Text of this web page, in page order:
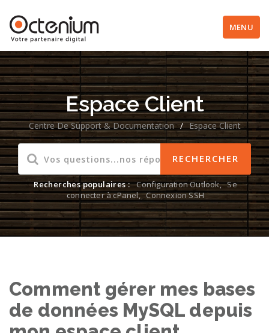
MENU
Espace Client
Centre De Support & Documentation / Espace Client
Recherches populaires : Configuration Outlook, Se
connecter à cPanel, Connexion SSH
Comment gérer mes bases
de données MySQL depuis